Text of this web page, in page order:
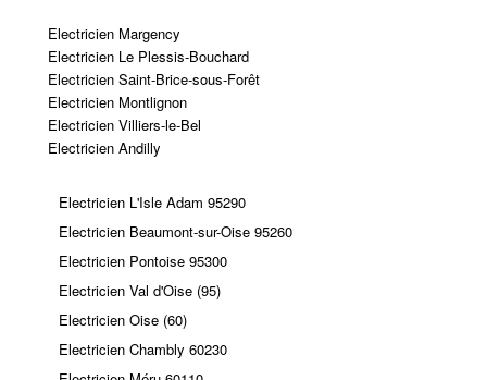
Electricien Margency
Electricien Le Plessis-Bouchard
Electricien Saint-Brice-sous-Forêt
Electricien Montlignon
Electricien Villiers-le-Bel
Electricien Andilly
Electricien L'Isle Adam 95290
Electricien Beaumont-sur-Oise 95260
Electricien Pontoise 95300
Electricien Val d'Oise (95)
Electricien Oise (60)
Electricien Chambly 60230